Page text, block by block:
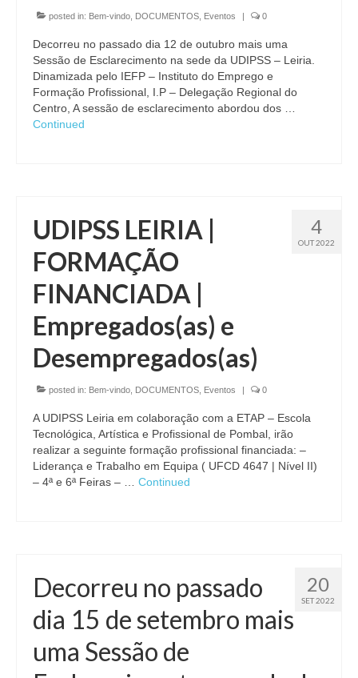
posted in: Bem-vindo DOCUMENTOS Eventos | 0
Decorreu no passado dia 12 de outubro mais uma
Sessão de Esclarecimento na sede da UDIPSS – Leiria.
Dinamizada pelo IEFP – Instituto do Emprego e
Formação Profissional, I.P – Delegação Regional do
Centro, A sessão de esclarecimento abordou dos …
Continued
4
OUT 2022
UDIPSS LEIRIA |
FORMAÇÃO
FINANCIADA |
Empregados(as) e
Desempregados(as)
posted in: Bem-vindo DOCUMENTOS Eventos | 0
A UDIPSS Leiria em colaboração com a ETAP – Escola
Tecnológica, Artística e Profissional de Pombal, irão
realizar a seguinte formação profissional financiada: –
Liderança e Trabalho em Equipa ( UFCD 4647 | Nível II)
– 4ª e 6ª Feiras – … Continued
20
SET 2022
Decorreu no passado
dia 15 de setembro mais
uma Sessão de